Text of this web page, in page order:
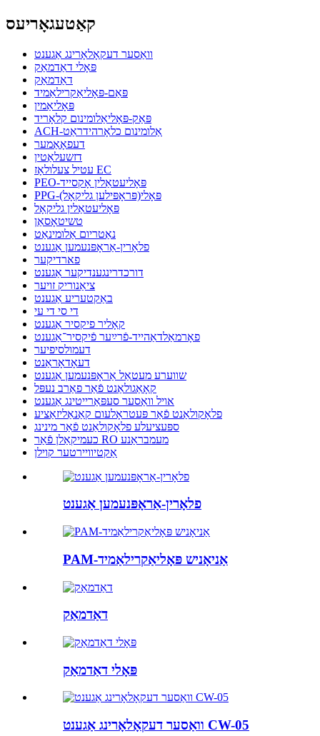
קאַטעגאָריעס
וואַסער דעקאָלאָרינג אַגענט
פּאָלי דאַדמאַק
דאַדמאַק
פּאַם-פּאָליאַקרילאַמיד
פּאָליאַמין
פּאַק-פּאָליאַלומינום קלאָריד
ACH-אַלומינום כלאָרהידראַט
דעפאָאַמער
דזשעלאַטין
עטיל צעלולאָז EC
PEO-פּאָליעטאַלין אָקסייד
PPG-פּאָלי(פּראָפּילען גליקאָל)
פּאָליעטאַלין גליקאָל
טשיטאָסאַן
נאַטריום אַלומינאַט
פלאָרין-אַראָפּנעמען אַגענט
פארדיקער
דורכדרינגענדיקער אַגענט
ציאַנוריק זויער
באַקטעריע אַגענט
די סי די עי
קאָליר פיקסיר אַגענט
פאָרמאַלדאַהייד-פֿרײַער פֿיקסיר־אַגענט
דעמולסיפיער
דעאָדאָראַנט
שווערע מעטאַל אַראָפּנעמען אַגענט
קאָאַגולאַנט פֿאַר פאַרב נעפּל
אויל וואַסער סעפּאַרייטינג אַגענט
פלאָקולאַנט פֿאַר פּעטראָלעום קאַנאַליזאַציע
ספּעציעלע פלאָקולאַנט פֿאַר מינינג
כעמיקאַלן פֿאַר RO מעמבראַנע
אַקטיוויירטער קוילן
פלאָרין-אַראָפּנעמען אַגענט
PAM-אַניאָניש פּאָליאַקרילאַמיד
דאַדמאַק
פּאָלי דאַדמאַק
וואַסער דעקאָלאָרינג אַגענט CW-05